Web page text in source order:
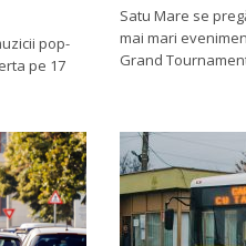
pop-
pe 17
Satu Mare se
mai mari
Grand